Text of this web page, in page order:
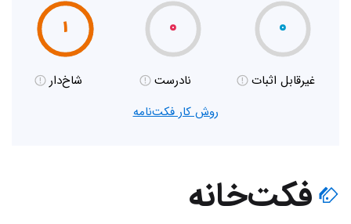
۰
غیر‌قابل اثبات
۰
نادرست
۱
شاخ‌دار
روش کار فکت‌نامه
فکت‌خانه